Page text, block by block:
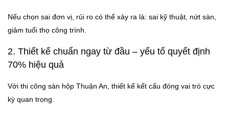
Nếu chọn sai đơn vị, rủi ro có thể xảy ra là: sai kỹ thuật, nứt sàn,
giảm tuổi thọ công trình.
2. Thiết kế chuẩn ngay từ đầu – yếu tố quyết định
70% hiệu quả
Với thi công sàn hộp Thuận An, thiết kế kết cấu đóng vai trò cực
kỳ quan trọng.